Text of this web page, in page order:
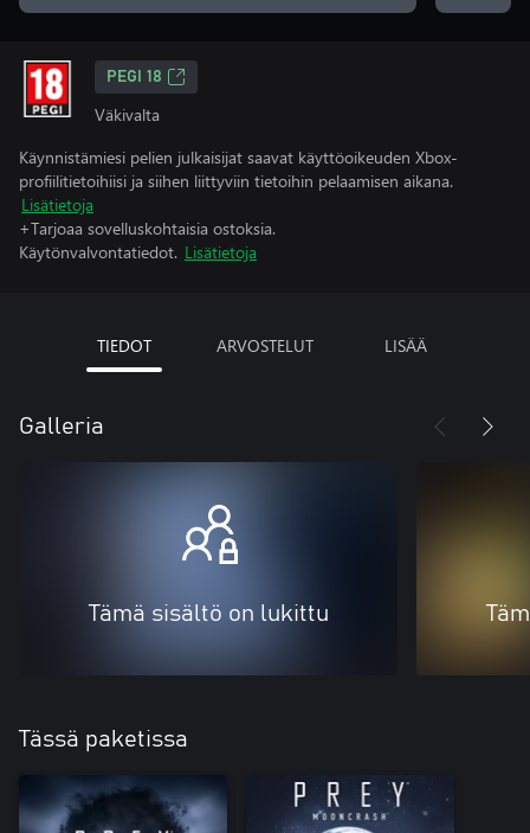
PEGI 18
Väkivalta
Käynnistämiesi pelien julkaisijat saavat käyttöoikeuden Xbox-
profiilitietoihiisi ja siihen liittyviin tietoihin pelaamisen aikana.
Lisätietoja
+Tarjoaa sovelluskohtaisia ostoksia.
Käytönvalvontatiedot. Lisätietoja
TIEDOT ARVOSTELUT LISÄÄ
Galleria
Tämä sisältö on lukittu
Tässä paketissa